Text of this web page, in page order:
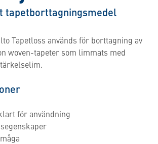
tapetborttagningsmedel
Tapetloss används för borttagning av
woven-tapeter som limmats med
för användning